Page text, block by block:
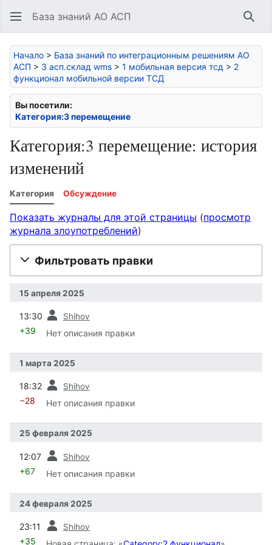
База знаний АО АСП
Начало > База знаний по интеграционным решениям АО
АСП > 3 асп.склад wms > 1 мобильная версия тсд > 2
функционал мобильной версии ТСД
Вы посетили:
Категория:3 перемещение
Категория:3 перемещение: история
изменений
Категория Обсуждение
Показать журналы для этой страницы (просмотр
журнала злоупотреблений)
Фильтровать правки
15 апреля 2025
13:30 Shihov
+39 Нет описания правки
1 марта 2025
18:32 Shihov
−28 Нет описания правки
25 февраля 2025
12:07 Shihov
+67 Нет описания правки
24 февраля 2025
23:11 Shihov
+35